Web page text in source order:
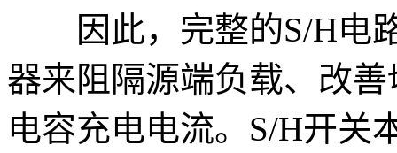
因此，完整的S/H电路
器来阻隔源端负载、改
电容充电电流。S/H开关